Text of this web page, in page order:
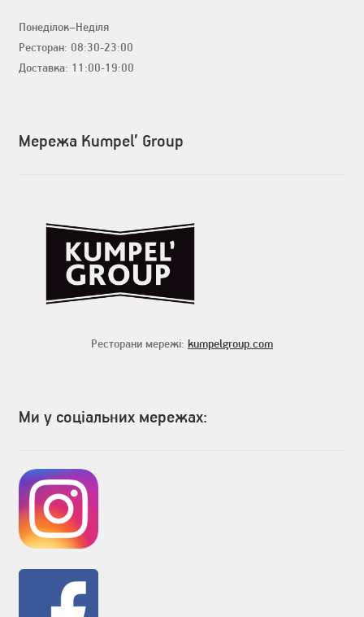
Понеділок–Неділя
Ресторан: 08:30-23:00
Доставка: 11:00-19:00
Мережа Kumpel’ Group
Ресторани мережі: kumpelgroup.com
Ми у соціальних мережах: